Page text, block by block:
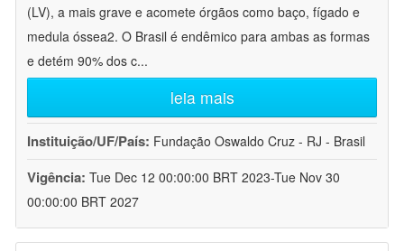
(LV), a mais grave e acomete órgãos como baço, fígado e
medula óssea2. O Brasil é endêmico para ambas as formas
e detém 90% dos c...
leia mais
Instituição/UF/País: Fundação Oswaldo Cruz - RJ - Brasil
Vigência: Tue Dec 12 00:00:00 BRT 2023-Tue Nov 30
00:00:00 BRT 2027